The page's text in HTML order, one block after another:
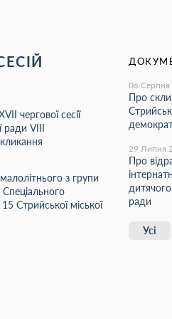
чергової сесії
ради VIII
з групи
Стрийської міської
06 Серпня
Про
29 Липня
Про
ради
Усі